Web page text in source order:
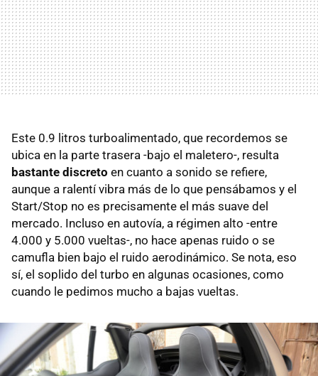
Este 0.9 litros turboalimentado, que recordemos se
ubica en la parte trasera -bajo el maletero-, resulta
bastante discreto en cuanto a sonido se refiere,
aunque a ralentí vibra más de lo que pensábamos y el
Start/Stop no es precisamente el más suave del
mercado. Incluso en autovía, a régimen alto -entre
4.000 y 5.000 vueltas-, no hace apenas ruido o se
camufla bien bajo el ruido aerodinámico. Se nota, eso
sí, el soplido del turbo en algunas ocasiones, como
cuando le pedimos mucho a bajas vueltas.